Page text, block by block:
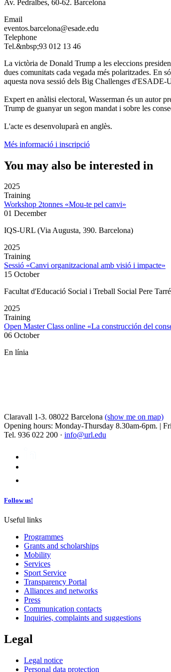
Av. Pedralbes, 60-62. Barcelona
Email
eventos.barcelona@esade.edu
Telephone
Tel.&nbsp;93 012 13 46
La victòria de Donald Trump a les eleccions
dues comunitats cada vegada més polaritzades. En
aquesta nova sessió dels Big Challenges d'ESADE-
Expert en anàlisi electoral, Wasserman és un autor
Trump de guanyar un segon mandat i sobre les
L'acte es desenvoluparà en anglès.
Més informació i inscripció
You may also be interested in
2025
Training
Workshop 2tonnes «Mou-te pel canvi»
01 December
IQS-URL (Via Augusta, 390. Barcelona)
2025
Training
Sessió «Canvi organitzacional amb visió i impacte»
15 October
Facultat d'Educació Social i Treball Social Pere
2025
Training
Open Master Class online «La construcción del
06 October
En línia
Claravall 1-3. 08022 Barcelona (show me on map)
Opening hours: Monday-Thursday 8.30am-6pm. |
Tel. 936 022 200 · info@url.edu
Follow us!
Useful links
Programmes
Grants and scholarships
Mobility
Services
Sport Service
Transparency Portal
Alliances and networks
Press
Communication contacts
Inquiries, complaints and suggestions
Legal
Legal notice
Personal data protection